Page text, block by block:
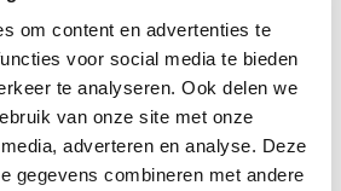
om content en advertenties te
voor social media te bieden
te analyseren. Ook delen we
van onze site met onze
adverteren en analyse. Deze
gegevens combineren met andere
bij een keukenrenovatie reiken
één dag gerenoveerd
bouwval te zitten om van een
Wij renoveren keukens in